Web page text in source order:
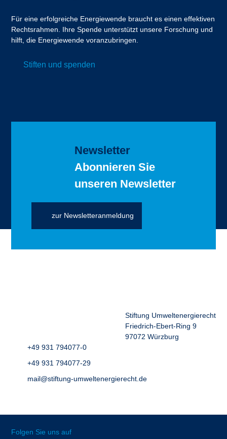
Für eine erfolgreiche Energiewende braucht es einen effektiven
Rechtsrahmen. Ihre Spende unterstützt unsere Forschung und
hilft, die Energiewende voranzubringen.
Stiften und spenden
Newsletter
Abonnieren Sie
unseren Newsletter
zur Newsletteranmeldung
Stiftung Umweltenergierecht
Friedrich-Ebert-Ring 9
97072 Würzburg
+49 931 794077-0
+49 931 794077-29
mail@stiftung-umweltenergierecht.de
Folgen Sie uns auf